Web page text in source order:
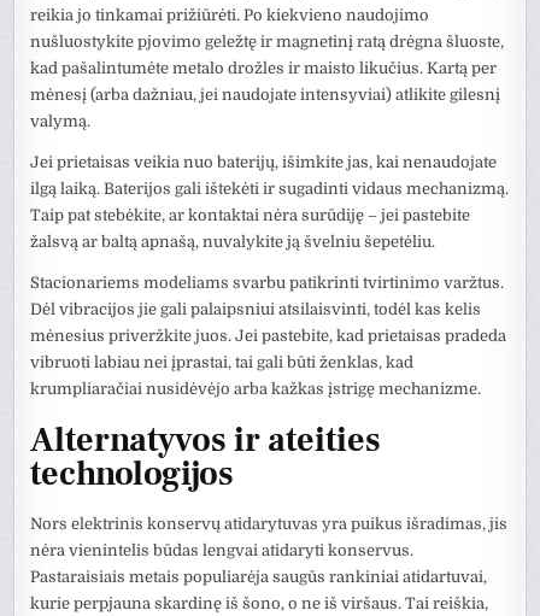
reikia jo tinkamai prižiūrėti. Po kiekvieno naudojimo
nušluostykite pjovimo geležtę ir magnetinį ratą drėgna šluoste,
kad pašalintumėte metalo drožles ir maisto likučius. Kartą per
mėnesį (arba dažniau, jei naudojate intensyviai) atlikite gilesnį
valymą.
Jei prietaisas veikia nuo baterijų, išimkite jas, kai nenaudojate
ilgą laiką. Baterijos gali ištekėti ir sugadinti vidaus mechanizmą.
Taip pat stebėkite, ar kontaktai nėra surūdiję – jei pastebite
žalsvą ar baltą apnašą, nuvalykite ją švelniu šepetėliu.
Stacionariems modeliams svarbu patikrinti tvirtinimo varžtus.
Dėl vibracijos jie gali palaipsniui atsilaisvinti, todėl kas kelis
mėnesius priveržkite juos. Jei pastebite, kad prietaisas pradeda
vibruoti labiau nei įprastai, tai gali būti ženklas, kad
krumpliaračiai nusidėvėjo arba kažkas įstrigę mechanizme.
Alternatyvos ir ateities
technologijos
Nors elektrinis konservų atidarytuvas yra puikus išradimas, jis
nėra vienintelis būdas lengvai atidaryti konservus.
Pastaraisiais metais populiarėja saugūs rankiniai atidartuvai,
kurie perpjauna skardinę iš šono, o ne iš viršaus. Tai reiškia,